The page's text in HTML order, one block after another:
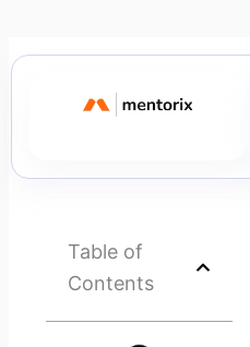
content
Table of
Contents